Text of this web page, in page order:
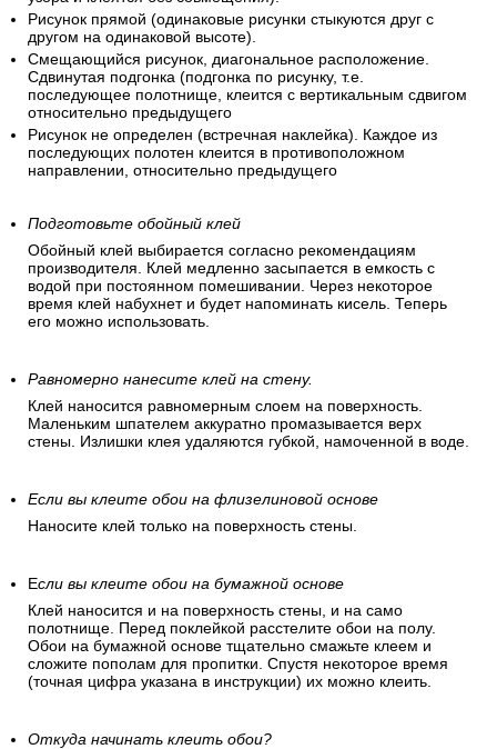
Рисунок прямой (одинаковые рисунки стыкуются друг с
другом на одинаковой высоте).
Смещающийся рисунок, диагональное расположение.
Сдвинутая подгонка (подгонка по рисунку, т.е.
последующее полотнище, клеится с вертикальным сдвигом
относительно предыдущего
Рисунок не определен (встречная наклейка). Каждое из
последующих полотен клеится в противоположном
направлении, относительно предыдущего
Подготовьте обойный клей
Обойный клей выбирается согласно рекомендациям
производителя. Клей медленно засыпается в емкость с
водой при постоянном помешивании. Через некоторое
время клей набухнет и будет напоминать кисель. Теперь
его можно использовать.
Равномерно нанесите клей на стену.
Клей наносится равномерным слоем на поверхность.
Маленьким шпателем аккуратно промазывается верх
стены. Излишки клея удаляются губкой, намоченной в воде.
Если вы клеите обои на флизелиновой основе
Наносите клей только на поверхность стены.
Если вы клеите обои на бумажной основе
Клей наносится и на поверхность стены, и на само
полотнище. Перед поклейкой расстелите обои на полу.
Обои на бумажной основе тщательно смажьте клеем и
сложите пополам для пропитки. Спустя некоторое время
(точная цифра указана в инструкции) их можно клеить.
Откуда начинать клеить обои?